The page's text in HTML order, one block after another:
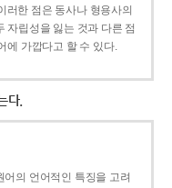
러한 점은 동사나 형용사의
자립성을 잃는 것과 다른 점
에 가깝다고 할 수 있다.
다.
의 언어적인 특징을 고려